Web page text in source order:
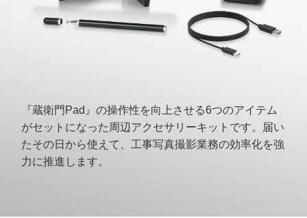
『蔵衛門Pad』の操作性を向上させる6つのアイテム
がセットになった周辺アクセサリーキットです。届い
たその日から使えて、工事写真撮影業務の効率化を強
力に推進します。